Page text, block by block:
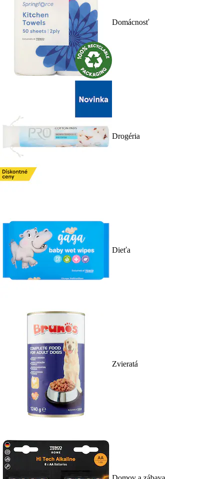
Domácnosť
Drogéria
Dieťa
Zvieratá